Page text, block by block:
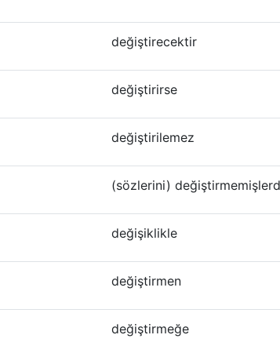
değiştirecektir
değiştirirse
değiştirilemez
(sözlerini)
değişiklikle
değiştirmen
değiştirmeğe